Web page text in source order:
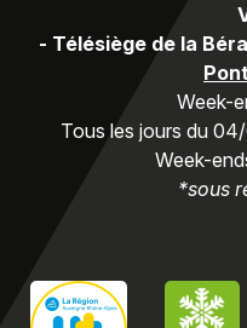
- Télésiège de la
Week-
Tous les jours du
Week-
*sous